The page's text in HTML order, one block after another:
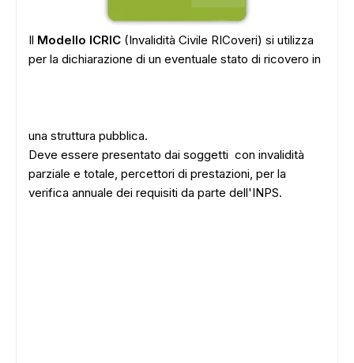
Il Modello ICRIC (Invalidità Civile RICoveri) si utilizza
per la dichiarazione di un eventuale stato di ricovero in
una struttura pubblica.
Deve essere presentato dai soggetti con invalidità
parziale e totale, percettori di prestazioni, per la
verifica annuale dei requisiti da parte dell'INPS.